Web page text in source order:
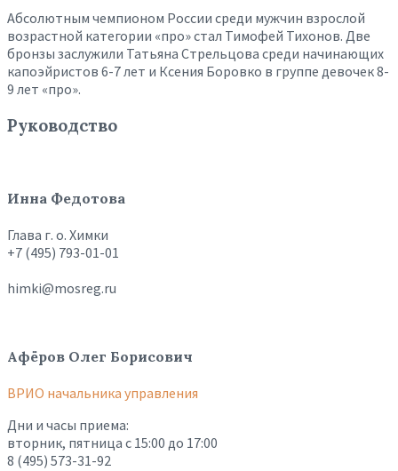
Абсолютным чемпионом России среди мужчин взрослой
возрастной категории «про» стал Тимофей Тихонов. Две
бронзы заслужили Татьяна Стрельцова среди начинающих
капоэйристов 6-7 лет и Ксения Боровко в группе девочек 8-
9 лет «про».
Руководство
Инна Федотова
Глава г. о. Химки
+7 (495) 793-01-01
himki@mosreg.ru
Афёров Олег Борисович
ВРИО начальника управления
Дни и часы приема:
вторник, пятница с 15:00 до 17:00
8 (495) 573-31-92